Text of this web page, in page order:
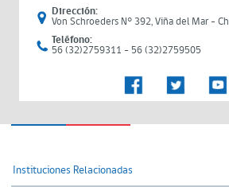
Dirección:
Von Schroeders N° 392, Viña del Mar -
Teléfono:
56 (32)2759311 - 56 (32)2759505
Instituciones Relacionadas